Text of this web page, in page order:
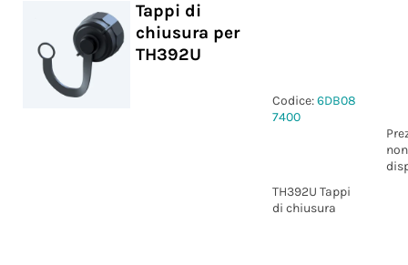
Tappi di
chiusura per
TH392U
Codice:6DB08
7400
non
TH392U Tappi
di chiusura